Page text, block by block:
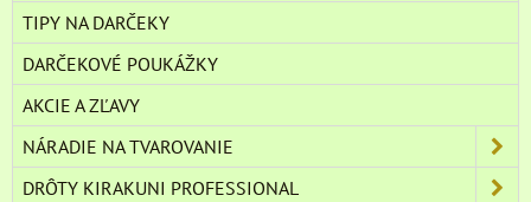
TIPY NA DARČEKY
DARČEKOVÉ POUKÁŽKY
AKCIE A ZĽAVY
NÁRADIE NA TVAROVANIE
DRÔTY KIRAKUNI PROFESSIONAL